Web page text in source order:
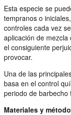
Esta especie se
tempranos o
controles cada vez
aplicación de
el consiguiente
provocar.
Una de las
basa en el control
periodo de barbecho
Materiales y